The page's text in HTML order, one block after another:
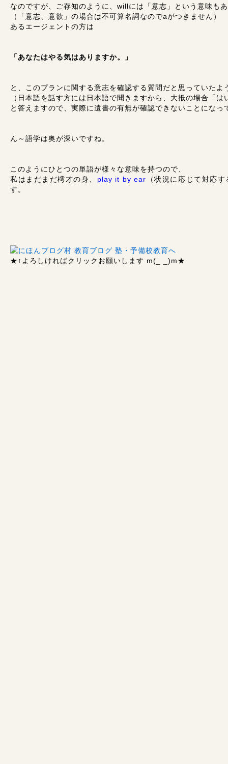
なのですが、ご存知のように、willには「意志」という意味も
（「意志、意欲」の場合は不可算名詞なのでaがつきません）
あるエージェントの方は
「あなたはやる気はありますか。」
と、このプランに関する意志を確認する質問だと思っていたよ
（日本語を話す方には日本語で聞きますから、大抵の場合「は
と答えますので、実際に遺書の有無が確認できないことになっ
ん～語学は奥が深いですね。
このようにひとつの単語が様々な意味を持つので、
私はまだまだ樗才の身、 play it by ear （状況に応じて対応
す。
★↑ よろしければクリックお願いします m(_ _)m★